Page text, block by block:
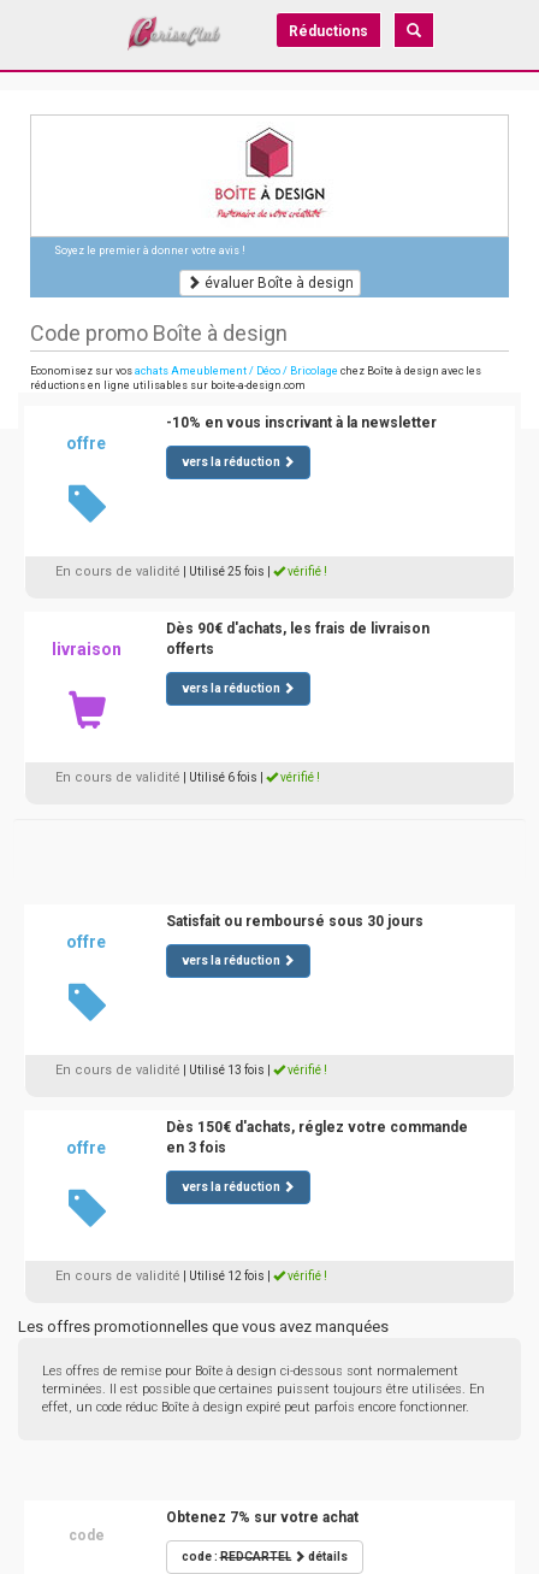
Réductions
Soyez le premier à donner votre avis !
évaluer Boîte à design
Code promo Boîte à design
Economisez sur vos achats Ameublement / Déco / Bricolage chez Boîte à design avec les
réductions en ligne utilisables sur boite-a-design.com
offre
-10% en vous inscrivant à la newsletter
vers la réduction
En cours de validité | Utilisé 25 fois vérifié !
livraison
Dès 90€ d'achats, les frais de livraison
offerts
vers la réduction
En cours de validité | Utilisé 6 fois vérifié !
offre
Satisfait ou remboursé sous 30 jours
vers la réduction
En cours de validité | Utilisé 13 fois vérifié !
offre
Dès 150€ d'achats, réglez votre commande
en 3 fois
vers la réduction
En cours de validité | Utilisé 12 fois vérifié !
Les offres promotionnelles que vous avez manquées
Les offres de remise pour Boîte à design ci-dessous sont normalement
terminées. Il est possible que certaines puissent toujours être utilisées. En
effet, un code réduc Boîte à design expiré peut parfois encore fonctionner.
code
Obtenez 7% sur votre achat
code :REDCARTEL détails